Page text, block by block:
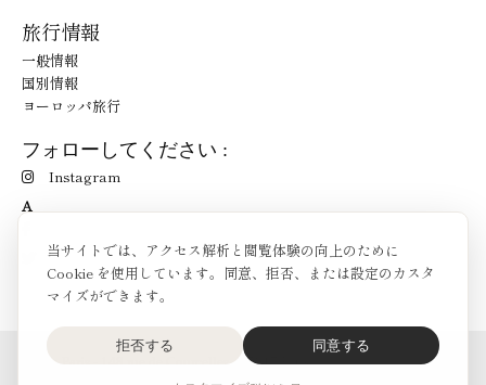
当サイトでは、アクセス解析と閲覧体験の向上のために
Cookie を使用しています。同意、拒否、または設定のカスタ
マイズができます。
拒否する 同意する
旅行情報
一般情報
国別情報
ヨーロッパ旅行
フォローしてください :
Instagram
A
O'Bon Paris - 148 rue de Courcelles - 75017 Paris